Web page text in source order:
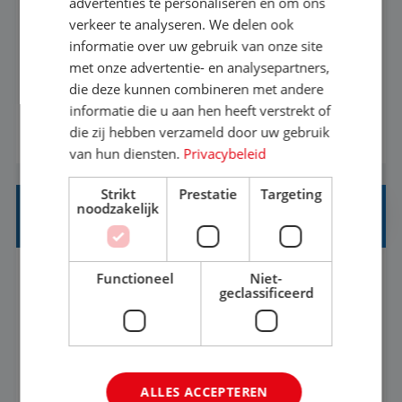
Met jouw ervaring in de reisbranche of
achtergrond in toerisme ben je klaar voor de
volgende stap. Vanaf je stoel reis je de hele
wereld over en speel je moeiteloos in op de
wensen van je team, je klant en wat er in de
reiswereld gebeurt. Met je enthousiasme weet je
klanten te overtuigen om die droomreis te
boeken! ...
BEKIJK VACATURE
REISADVISEUR JUNIOR
Bunschoten-Spakenburg, Utrecht, Nederland
MBO
achtergrond in toerisme ben je klaar voor de
verkeer te analyseren. We delen ook
informatie over uw gebruik van onze site
met onze advertentie- en analysepartners,
die deze kunnen combineren met andere
informatie die u aan hen heeft verstrekt of
die zij hebben verzameld door uw gebruik
van hun diensten. Privacybeleid
Strikt
noodzakelijk
Prestatie Targeting
Functioneel
Niet-
geclassificeerd
ALLES ACCEPTEREN